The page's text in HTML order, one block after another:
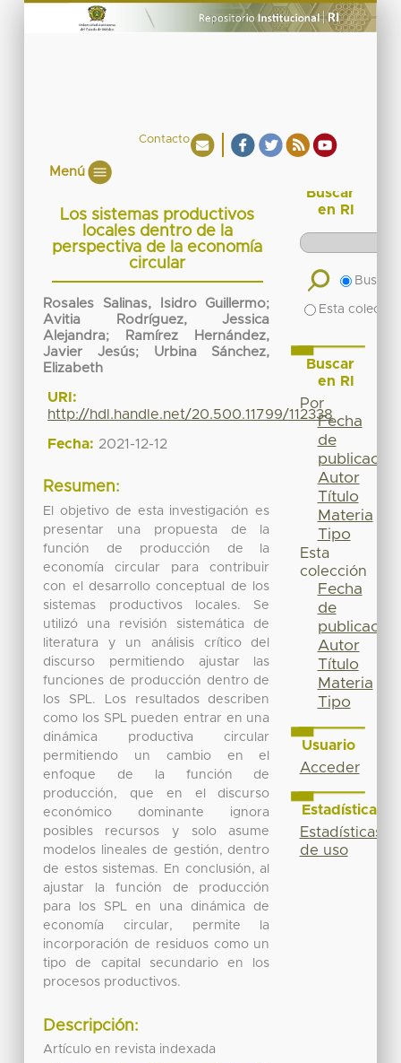
Contacto
Menú
Los sistemas productivos
locales dentro de la
perspectiva de la economía
circular
Rosales Salinas, Isidro Guillermo;
Avitia Rodríguez, Jessica
Alejandra;
Ramírez Hernández,
Javier Jesús; Urbina Sánchez,
Elizabeth
URI:
http://hdl.handle.net/20.500.11799/112338
Fecha: 2021-12-12
Resumen:
El objetivo de esta investigación es
presentar una propuesta de la
función de producción de la
economía circular para contribuir
con el desarrollo conceptual de los
sistemas productivos locales. Se
utilizó una revisión sistemática de
literatura y un análisis crítico del
discurso permitiendo ajustar las
funciones de producción dentro de
los SPL. Los resultados describen
como los SPL pueden entrar en una
dinámica productiva circular
permitiendo un cambio en el
enfoque de la función de
producción, que en el discurso
económico dominante ignora
posibles recursos y solo asume
modelos lineales de gestión, dentro
de estos sistemas. En conclusión, al
ajustar la función de producción
para los SPL en una dinámica de
economía circular, permite la
incorporación de residuos como un
tipo de capital secundario en los
procesos productivos.
Descripción:
Artículo en revista indexada
Buscar
en RI
Buscar
Esta
Buscar
en RI
Por
Fecha
de
publicación
Autor
Título
Materia
Tipo
Esta
colección
Fecha
de
publicación
Autor
Título
Materia
Tipo
Usuario
Acceder
Estadísticas
Estadísticas
de uso